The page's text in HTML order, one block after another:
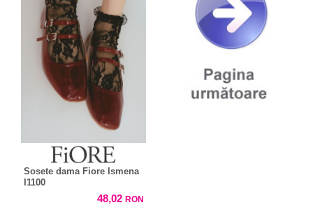
Sosete dama Fiore Ismena
I1100
48,02 RON